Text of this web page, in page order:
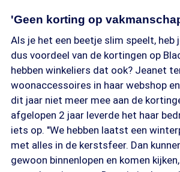
'Geen korting op
Als je het een beetje slim speelt, heb
dus voordeel van de kortingen op
hebben winkeliers dat ook? Jeanet
woonaccessoires in haar webshop
dit jaar niet meer mee aan de
afgelopen 2 jaar leverde het haar
iets op. "We hebben laatst een
met alles in de kerstsfeer. Dan
gewoon binnenlopen en komen